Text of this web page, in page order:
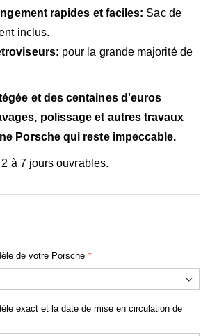
rapides et faciles: Sac de
inclus.
pour la grande majorité de
et des centaines d'euros
polissage et autres travaux
Porsche qui reste impeccable.
à 7 jours ouvrables.
de votre Porsche
exact et la date de mise en circulation de